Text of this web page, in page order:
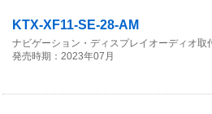
KTX-XF11-SE-28-AM
ナビゲーション・ディスプレイオーディオ
発売時期：2023年07月